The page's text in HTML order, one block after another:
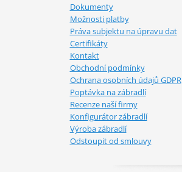
Dokumenty
Možnosti platby
Práva subjektu na úpravu dat
Certifikáty
Kontakt
Obchodní podmínky
Ochrana osobních údajů GDPR
Poptávka na zábradlí
Recenze naší firmy
Konfigurátor zábradlí
Výroba zábradlí
Odstoupit od smlouvy